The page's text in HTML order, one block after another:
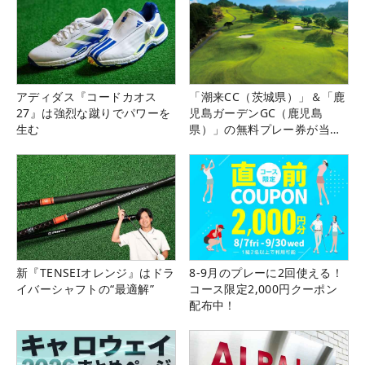
アディダス『コードカオス
27』は強烈な蹴りでパワーを
生む
「潮来CC（茨城県）」＆「鹿
児島ガーデンGC（鹿児島
県）」の無料プレー券が当た
新『TENSEIオレンジ』はドラ
イバーシャフトの“最適解”
8-9月のプレーに2回使える！
コース限定2,000円クーポン
配布中！